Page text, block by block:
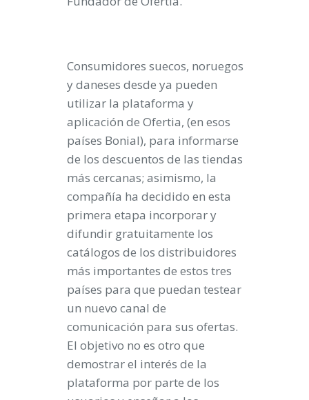
Consumidores suecos, noruegos
y daneses desde ya pueden
utilizar la plataforma y
aplicación de Ofertia, (en esos
países Bonial), para informarse
de los descuentos de las tiendas
más cercanas; asimismo, la
compañía ha decidido en esta
primera etapa incorporar y
difundir gratuitamente los
catálogos de los distribuidores
más importantes de estos tres
países para que puedan testear
un nuevo canal de
comunicación para sus ofertas.
El objetivo no es otro que
demostrar el interés de la
plataforma por parte de los